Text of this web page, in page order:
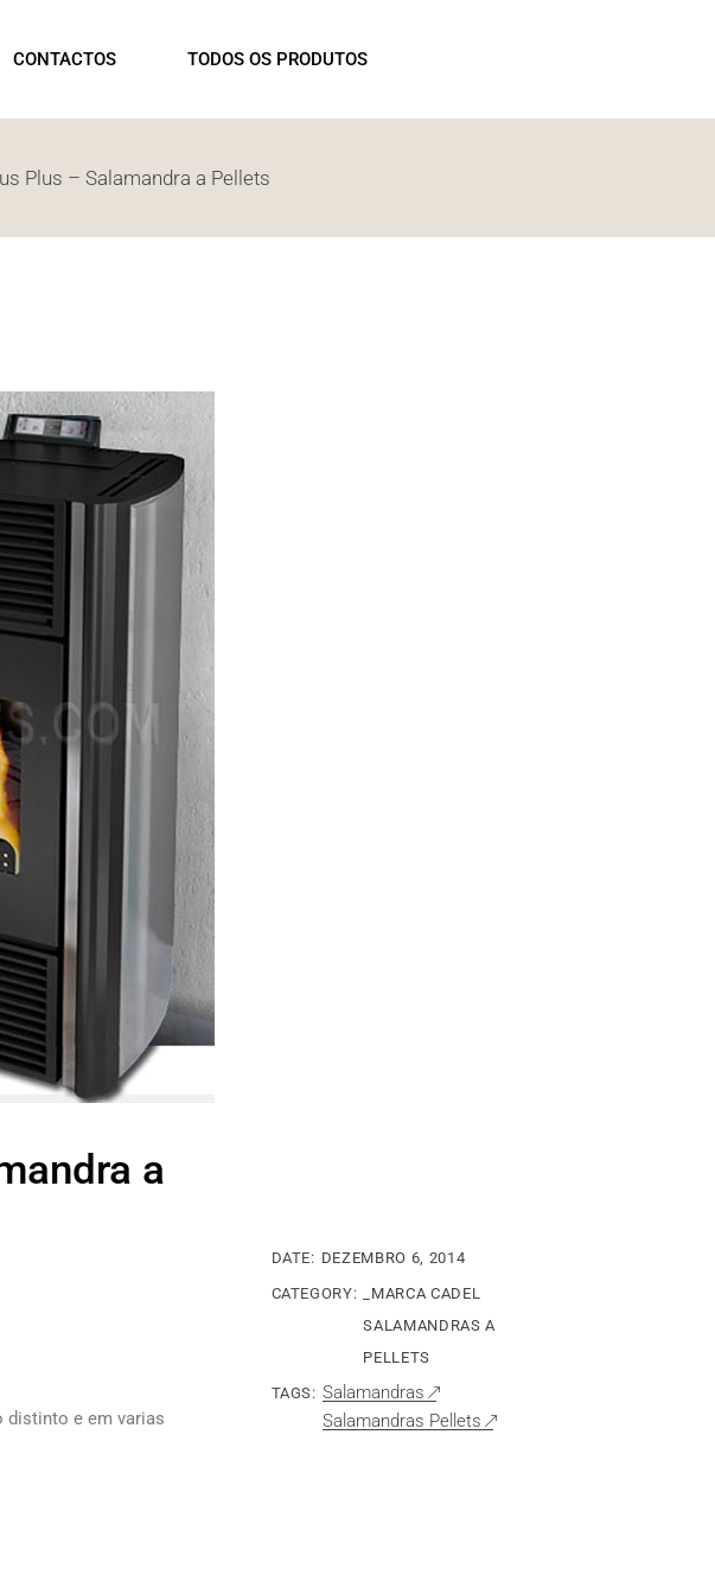
CONTACTOS TODOS OS PRODUTOS
PROMOÇÕES
PROMOÇÕES
Plus – Salamandra a Pellets
a
distinto e em varias
DATE: DEZEMBRO 6, 2014
CATEGORY:
_MARCA CADEL
SALAMANDRAS A
PELLETS
TAGS: Salamandras
Salamandras Pellets